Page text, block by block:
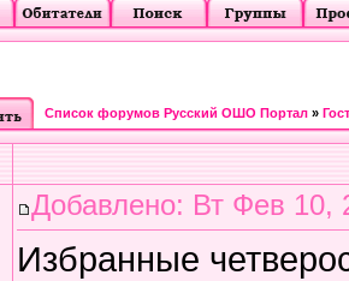
Список форумов Русский ОШО Портал »
Добавлено: Вт Фев 10,
Избранные